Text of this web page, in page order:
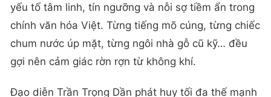
yếu tố tâm linh, tín ngưỡng và nỗi sợ tiềm ẩn trong
chính văn hóa Việt. Từng tiếng mõ cúng, từng chiếc
chum nước úp mặt, từng ngôi nhà gỗ cũ kỹ… đều
gợi nên cảm giác rờn rợn từ không khí.
Đạo diễn Trần Trọng Dần phát huy tối đa thế mạnh